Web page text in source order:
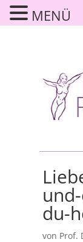
du-
von Prof.
MENÜ